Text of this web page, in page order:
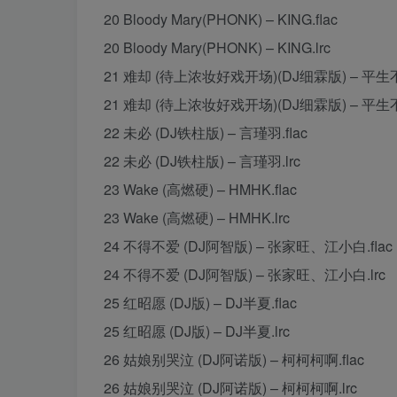
20 Bloody Mary(PHONK) – KING.flac
20 Bloody Mary(PHONK) – KING.lrc
21 难却 (待上浓妆好戏开场)(DJ细霖版) – 平生
21 难却 (待上浓妆好戏开场)(DJ细霖版) – 平生
22 未必 (DJ铁柱版) – 言瑾羽.flac
22 未必 (DJ铁柱版) – 言瑾羽.lrc
23 Wake (高燃硬) – HMHK.flac
23 Wake (高燃硬) – HMHK.lrc
24 不得不爱 (DJ阿智版) – 张家旺、江小白.flac
24 不得不爱 (DJ阿智版) – 张家旺、江小白.lrc
25 红昭愿 (DJ版) – DJ半夏.flac
25 红昭愿 (DJ版) – DJ半夏.lrc
26 姑娘别哭泣 (DJ阿诺版) – 柯柯柯啊.flac
26 姑娘别哭泣 (DJ阿诺版) – 柯柯柯啊.lrc